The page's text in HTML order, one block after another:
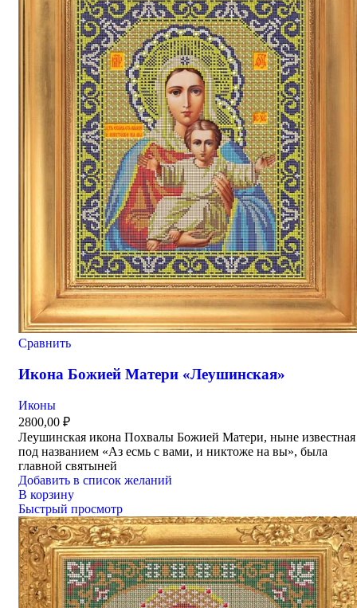
Сравнить
Икона Божией Матери «Леушинская»
Иконы
2800,00 ₽
Леушинская икона Похвалы Божией Матери, ныне известная
под названием «Аз есмь с вами, и никтоже на вы», была
главной святыней
Добавить в список желаний
В корзину
Быстрый просмотр